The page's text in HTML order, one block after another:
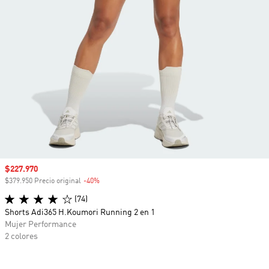
Precio de venta
$227.970
$379.950 Precio original -40%
(74)
Shorts Adi365 H.Koumori Running 2 en 1
Mujer Performance
2 colores